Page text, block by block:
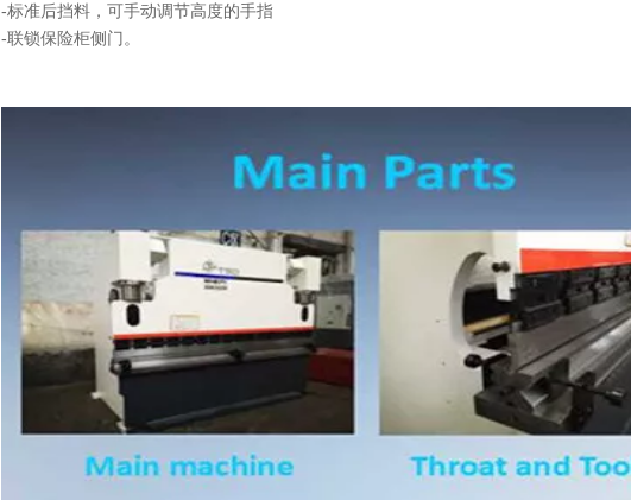
-标准后挡料，可手动调节高度的手指
-联锁保险柜侧门。